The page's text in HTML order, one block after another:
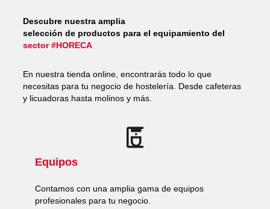
Descubre nuestra amplia
selección de productos para el equipamiento del
sector #HORECA
En nuestra tienda online, encontrarás todo lo que
necesitas para tu negocio de hostelería. Desde cafeteras
y licuadoras hasta molinos y más.
Equipos
Contamos con una amplia gama de equipos
profesionales para tu negocio.